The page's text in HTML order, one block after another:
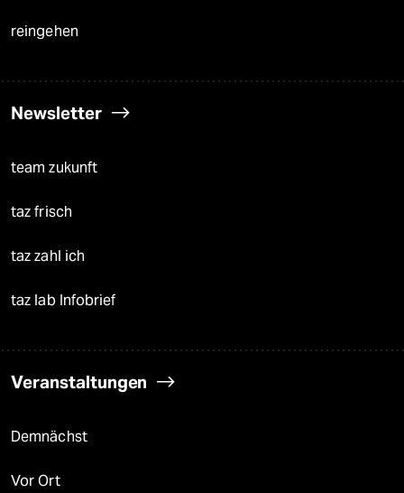
reingehen
Newsletter
team zukunft
taz frisch
taz zahl ich
taz lab Infobrief
Veranstaltungen
Demnächst
Vor Ort